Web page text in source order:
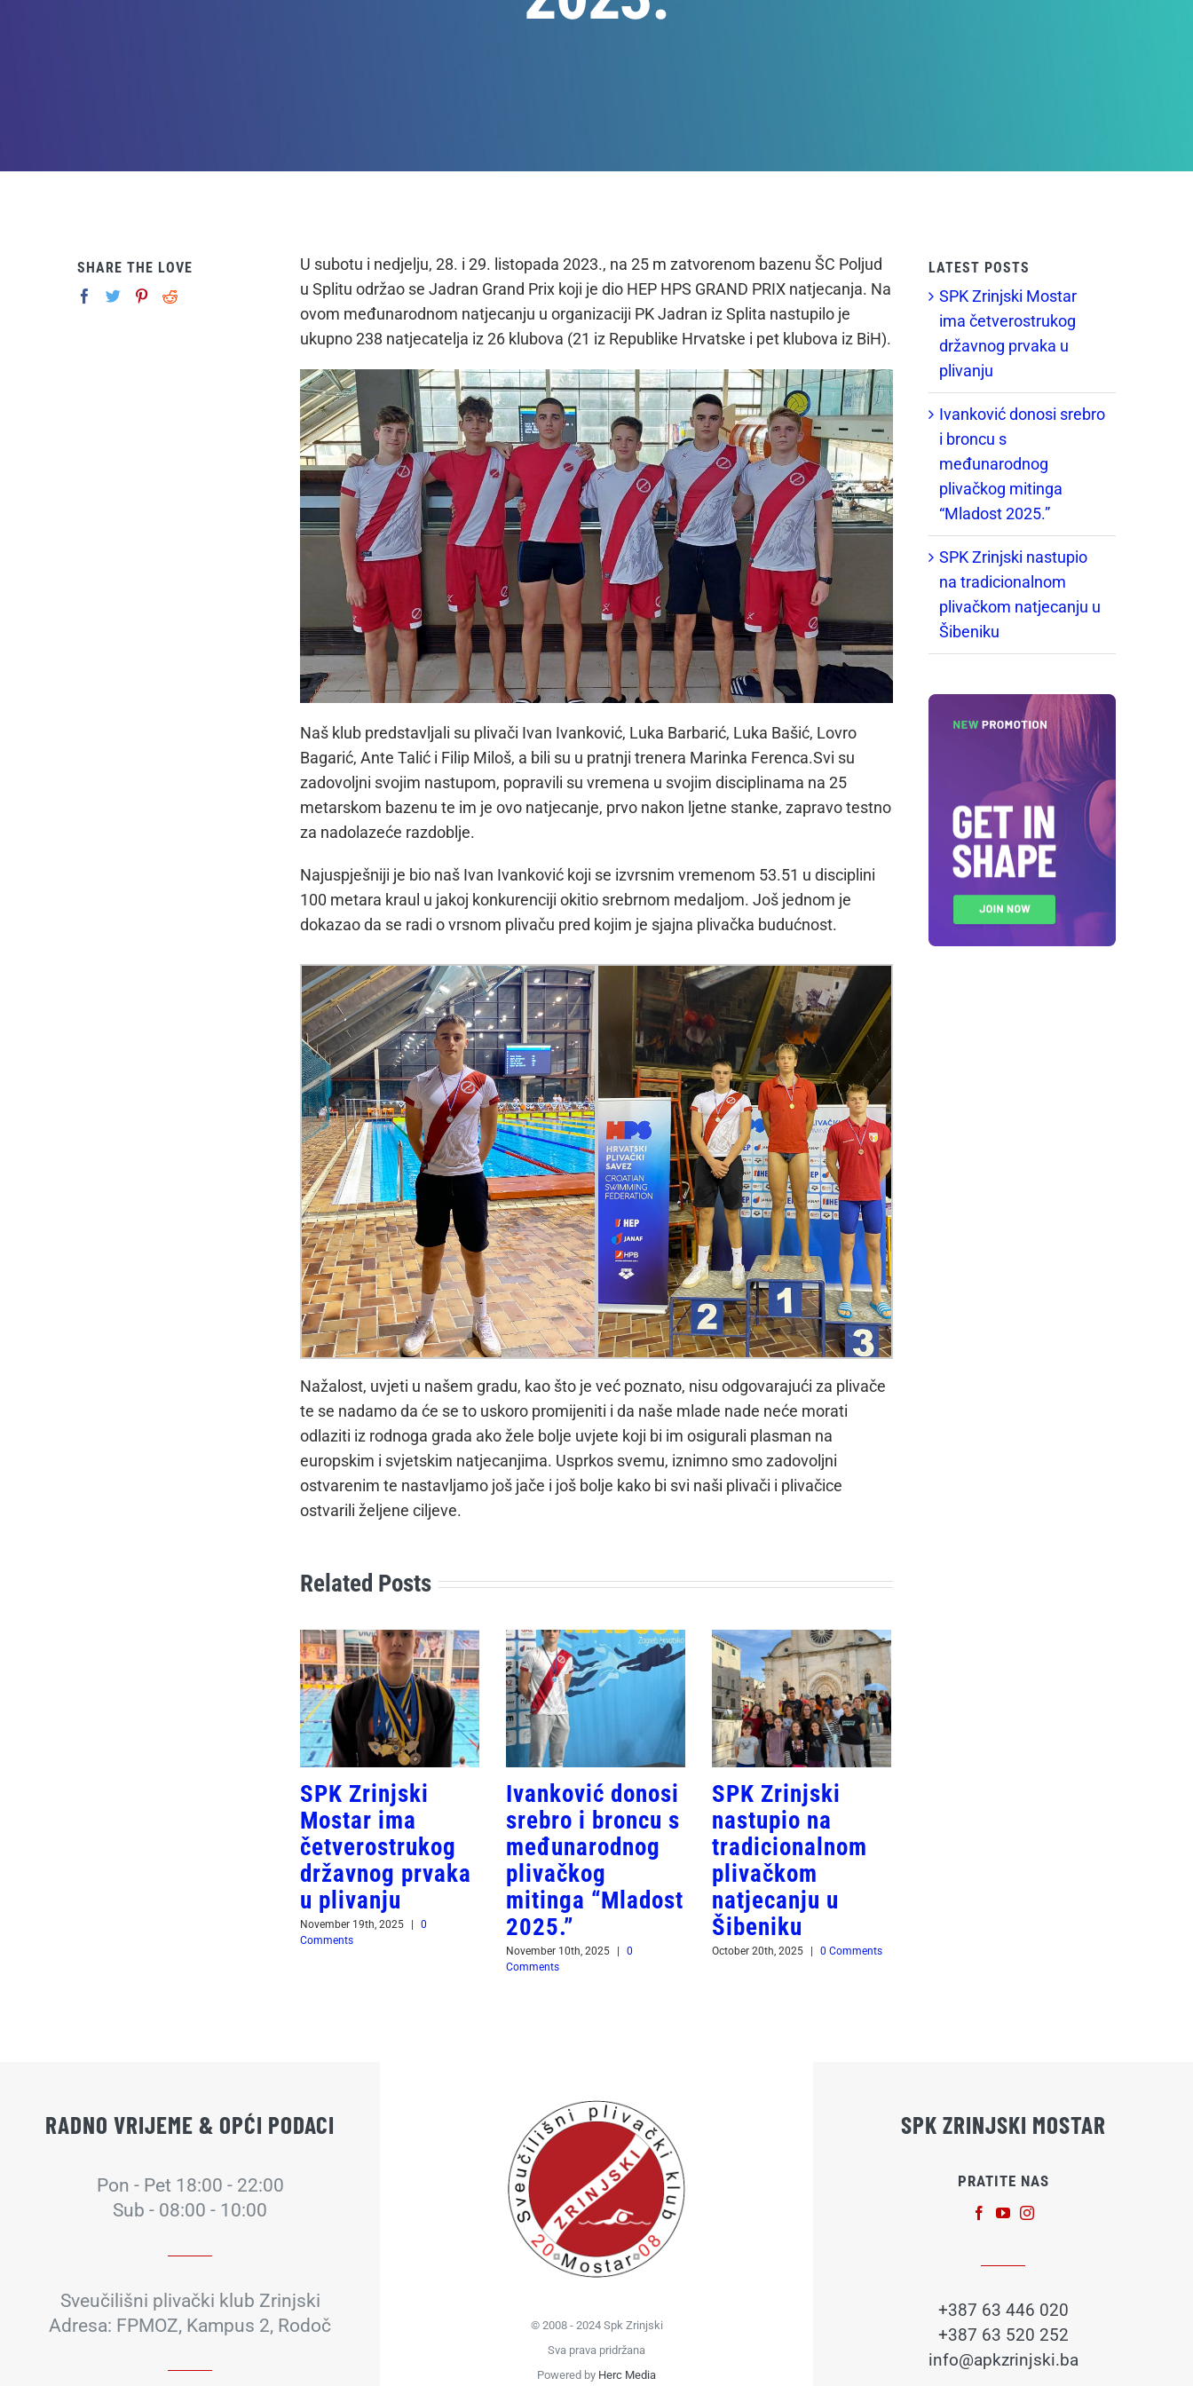
U subotu i nedjelju, 28. i 29. listopada 2023., na 25 m zatvorenom bazenu ŠC Poljud
u Splitu održao se Jadran Grand Prix koji je dio HEP HPS GRAND PRIX natjecanja. Na
ovom međunarodnom natjecanju u organizaciji PK Jadran iz Splita nastupilo je
ukupno 238 natjecatelja iz 26 klubova (21 iz Republike Hrvatske i pet klubova iz BiH).
Naš klub predstavljali su plivači Ivan Ivanković, Luka Barbarić, Luka Bašić, Lovro
Bagarić, Ante Talić i Filip Miloš, a bili su u pratnji trenera Marinka Ferenca.Svi su
zadovoljni svojim nastupom, popravili su vremena u svojim disciplinama na 25
metarskom bazenu te im je ovo natjecanje, prvo nakon ljetne stanke, zapravo testno
za nadolazeće razdoblje.
Najuspješniji je bio naš Ivan Ivanković koji se izvrsnim vremenom 53.51 u disciplini
100 metara kraul u jakoj konkurenciji okitio srebrnom medaljom. Još jednom je
dokazao da se radi o vrsnom plivaču pred kojim je sjajna plivačka budućnost.
Nažalost, uvjeti u našem gradu, kao što je već poznato, nisu odgovarajući za plivače
te se nadamo da će se to uskoro promijeniti i da naše mlade nade neće morati
odlaziti iz rodnoga grada ako žele bolje uvjete koji bi im osigurali plasman na
europskim i svjetskim natjecanjima. Usprkos svemu, iznimno smo zadovoljni
ostvarenim te nastavljamo još jače i još bolje kako bi svi naši plivači i plivačice
ostvarili željene ciljeve.
Related Posts
SPK Zrinjski
Mostar ima
četverostrukog
državnog prvaka
u plivanju
November 19th, 2025
0
Comments
Ivanković donosi
srebro i broncu s
međunarodnog
plivačkog
mitinga “Mladost
2025.”
November 10th, 2025
0
Comments
SPK Zrinjski
nastupio na
tradicionalnom
plivačkom
natjecanju u
Šibeniku
October 20th, 2025 0 Comments
SHARE THE LOVE LATEST POSTS
SPK Zrinjski Mostar
ima četverostrukog
državnog prvaka u
plivanju
Ivanković donosi srebro
i broncu s
međunarodnog
plivačkog mitinga
“Mladost 2025.”
SPK Zrinjski nastupio
na tradicionalnom
plivačkom natjecanju u
Šibeniku
RADNO VRIJEME & OPĆI PODACI
Pon - Pet 18:00 - 22:00
Sub - 08:00 - 10:00
Sveučilišni plivački klub Zrinjski
Adresa: FPMOZ, Kampus 2, Rodoč
© 2008 - 2024 Spk Zrinjski
Sva prava pridržana
Powered by Herc Media
SPK ZRINJSKI MOSTAR
PRATITE NAS
+387 63 446 020
+387 63 520 252
info@apkzrinjski.ba